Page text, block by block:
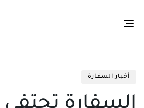
Toggle
أخبار السفارة